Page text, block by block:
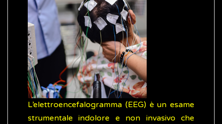
L’elettroencefalogramma (EEG) è un esame
strumentale indolore e non invasivo che